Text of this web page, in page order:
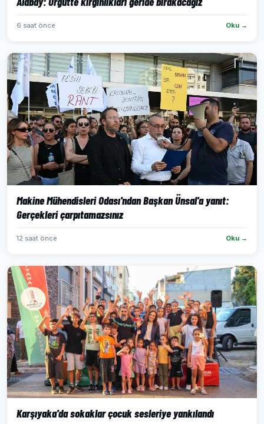
6 saat önce Oku →
Makine Mühendisleri Odası'ndan Başkan Ünsal'a yanıt:
Gerçekleri çarpıtamazsınız
12 saat önce Oku →
Karşıyaka'da sokaklar çocuk sesleriye yankılandı